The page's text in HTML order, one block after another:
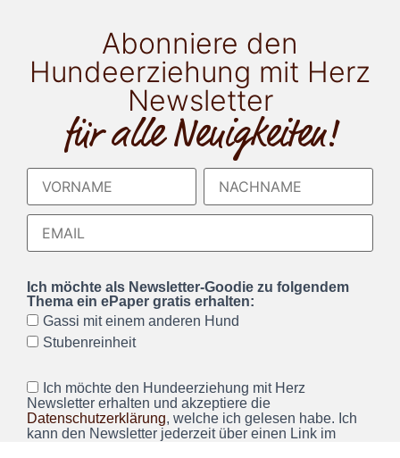
Abonniere den
Hundeerziehung mit Herz
Newsletter
für alle Neuigkeiten!
Ich möchte als Newsletter-Goodie zu folgendem
Thema ein ePaper gratis erhalten:
Gassi mit einem anderen Hund
Stubenreinheit
Ich möchte den Hundeerziehung mit Herz
Newsletter erhalten und akzeptiere die
Datenschutzerklärung, welche ich gelesen habe. Ich
kann den Newsletter jederzeit über einen Link im